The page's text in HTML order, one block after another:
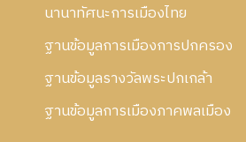
นานาทัศนะการเมืองไทย
ฐานข้อมูลการเมืองการปกครอง
ฐานข้อมูลรางวัลพระปกเกล้า
ฐานข้อมูลการเมืองภาคพลเมือง